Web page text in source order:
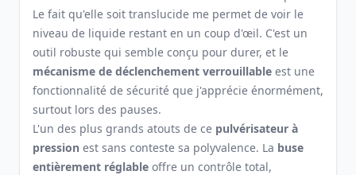
Le fait qu'elle soit translucide me permet de voir le
niveau de liquide restant en un coup d'œil. C'est un
outil robuste qui semble conçu pour durer, et le
mécanisme de déclenchement verrouillable est une
fonctionnalité de sécurité que j'apprécie énormément,
surtout lors des pauses.
L'un des plus grands atouts de ce pulvérisateur à
pression est sans conteste sa polyvalence. La buse
entièrement réglable offre un contrôle total,